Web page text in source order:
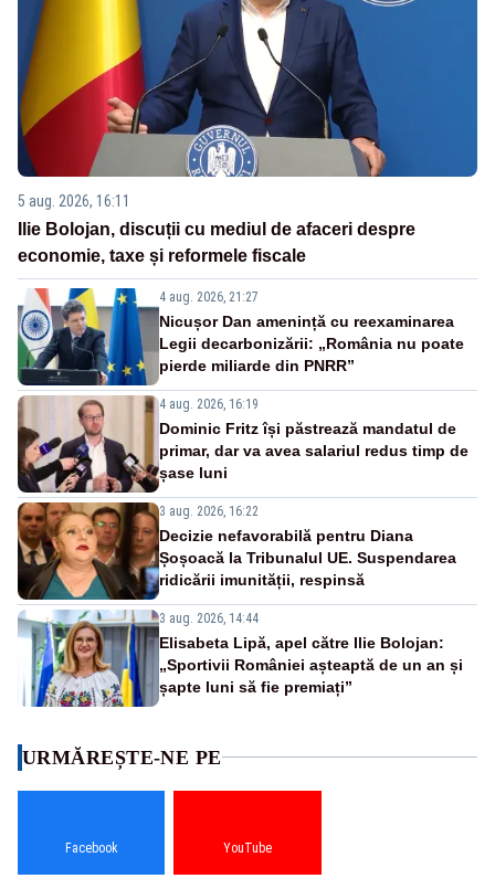
5 aug. 2026, 16:11
Ilie Bolojan, discuții cu mediul de afaceri despre
economie, taxe și reformele fiscale
4 aug. 2026, 21:27
Nicușor Dan amenință cu reexaminarea
Legii decarbonizării: „România nu poate
pierde miliarde din PNRR”
4 aug. 2026, 16:19
Dominic Fritz își păstrează mandatul de
primar, dar va avea salariul redus timp de
șase luni
3 aug. 2026, 16:22
Decizie nefavorabilă pentru Diana
Șoșoacă la Tribunalul UE. Suspendarea
ridicării imunității, respinsă
3 aug. 2026, 14:44
Elisabeta Lipă, apel către Ilie Bolojan:
„Sportivii României așteaptă de un an și
șapte luni să fie premiați”
URMĂREȘTE-NE PE
Facebook YouTube